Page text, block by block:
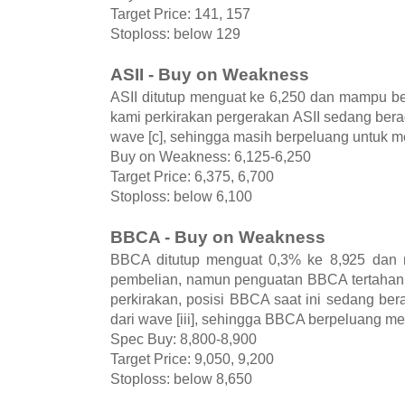
Target Price: 141, 157
Stoploss: below 129
ASII - Buy on Weakness
ASII ditutup menguat ke 6,250 dan mampu
kami perkirakan pergerakan ASII sedang
wave [c], sehingga masih berpeluang untuk
Buy on Weakness: 6,125-6,250
Target Price: 6,375, 6,700
Stoploss: below 6,100
BBCA - Buy on Weakness
BBCA ditutup menguat 0,3% ke 8,925 dan
pembelian, namun penguatan BBCA
perkirakan, posisi BBCA saat ini sedang
dari wave [iii], sehingga BBCA berpeluang
Spec Buy: 8,800-8,900
Target Price: 9,050, 9,200
Stoploss: below 8,650